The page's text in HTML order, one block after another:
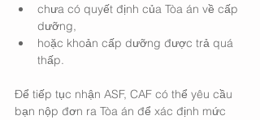
chưa có quyết định của Tòa án về cấp
dưỡng,
hoặc khoản cấp dưỡng được trả quá
thấp.
Để tiếp tục nhận ASF, CAF có thể yêu cầu
bạn nộp đơn ra Tòa án để xác định mức